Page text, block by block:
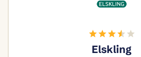
Elskling